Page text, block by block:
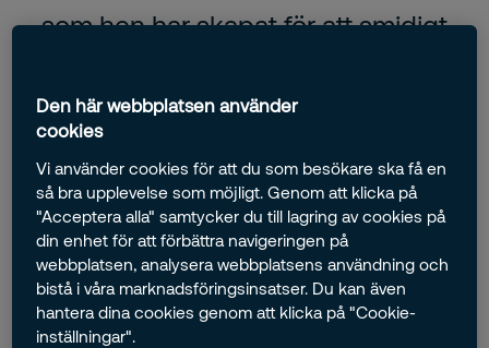
som hen har skapat för att smidigt
samtidigt som grötförrådet larmas
installerat en garageportskontroll
till sin garageportsmotor så öppnas
garageporten automatiskt. Allt
detta i ett enda klick. Smidigt!
Den här webbplatsen använder
cookies
Vi använder cookies för att du som besökare ska få en
så bra upplevelse som möjligt. Genom att klicka på
"Acceptera alla" samtycker du till lagring av cookies på
din enhet för att förbättra navigeringen på
webbplatsen, analysera webbplatsens användning och
bistå i våra marknadsföringsinsatser. Du kan även
hantera dina cookies genom att klicka på "Cookie-
inställningar".